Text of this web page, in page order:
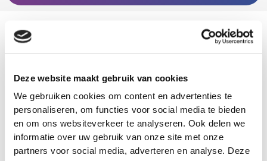
Deze website maakt gebruik van cookies
We gebruiken cookies om content en advertenties te
personaliseren, om functies voor social media te bieden
en om ons websiteverkeer te analyseren. Ook delen we
informatie over uw gebruik van onze site met onze
partners voor social media, adverteren en analyse. Deze